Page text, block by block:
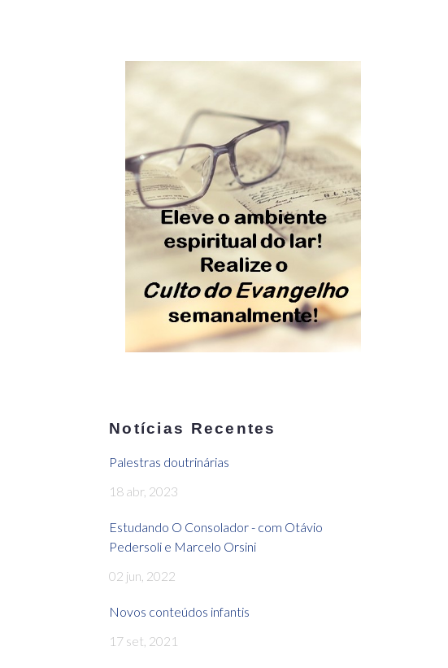
Notícias Recentes
Palestras doutrinárias
18 abr, 2023
Estudando O Consolador - com Otávio
Pedersoli e Marcelo Orsini
02 jun, 2022
Novos conteúdos infantis
17 set, 2021